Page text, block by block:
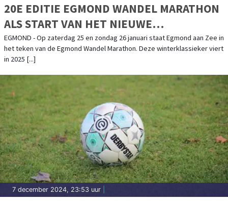
20E EDITIE EGMOND WANDEL MARATHON
ALS START VAN HET NIEUWE
WANDELJAAR
EGMOND - Op zaterdag 25 en zondag 26 januari staat Egmond aan Zee in
het teken van de Egmond Wandel Marathon. Deze winterklassieker viert
in 2025 [...]
7 december 2024, 23:53 uur